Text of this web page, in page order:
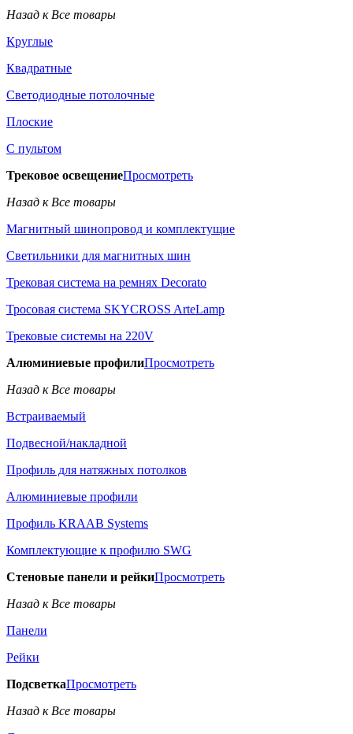
Назад к Все товары
Круглые
Квадратные
Светодиодные потолочные
Плоские
С пультом
Трековое освещениеПросмотреть
Назад к Все товары
Магнитный шинопровод и комплектущие
Светильники для магнитных шин
Трековая система на ремнях Decorato
Тросовая система SKYCROSS ArteLamp
Трековые системы на 220V
Алюминиевые профилиПросмотреть
Назад к Все товары
Встраиваемый
Подвесной/накладной
Профиль для натяжных потолков
Алюминиевые профили
Профиль KRAAB Systems
Комплектующие к профилю SWG
Стеновые панели и рейкиПросмотреть
Назад к Все товары
Панели
Рейки
ПодсветкаПросмотреть
Назад к Все товары